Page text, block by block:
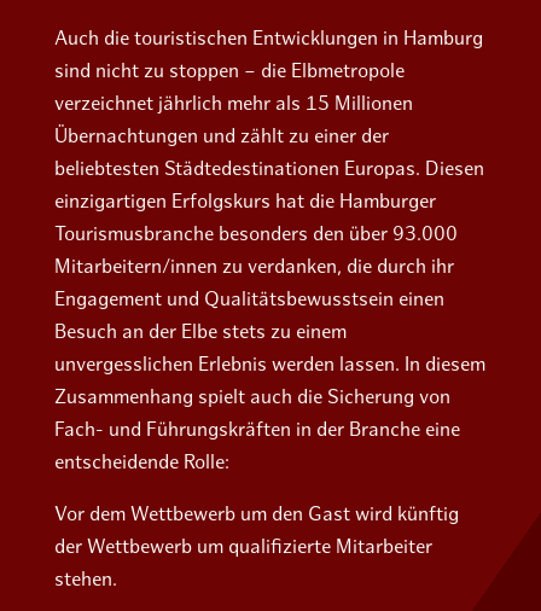
Auch die touristischen Entwicklungen in Hamburg
sind nicht zu stoppen – die Elbmetropole
verzeichnet jährlich mehr als 15 Millionen
Übernachtungen und zählt zu einer der
beliebtesten Städtedestinationen Europas. Diesen
einzigartigen Erfolgskurs hat die Hamburger
Tourismusbranche besonders den über 93.000
Mitarbeitern/innen zu verdanken, die durch ihr
Engagement und Qualitätsbewusstsein einen
Besuch an der Elbe stets zu einem
unvergesslichen Erlebnis werden lassen. In diesem
Zusammenhang spielt auch die Sicherung von
Fach- und Führungskräften in der Branche eine
entscheidende Rolle:
Vor dem Wettbewerb um den Gast wird künftig
der Wettbewerb um qualifizierte Mitarbeiter
stehen.